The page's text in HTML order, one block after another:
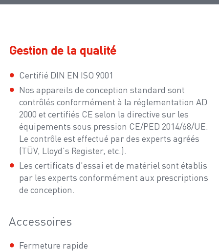
Gestion de la qualité
Certifié DIN EN ISO 9001
Nos appareils de conception standard sont
contrôlés conformément à la réglementation AD
2000 et certifiés CE selon la directive sur les
équipements sous pression CE/PED 2014/68/UE.
Le contrôle est effectué par des experts agréés
(TÜV, Lloyd's Register, etc.).
Les certificats d'essai et de matériel sont établis
par les experts conformément aux prescriptions
de conception.
Accessoires
Fermeture rapide